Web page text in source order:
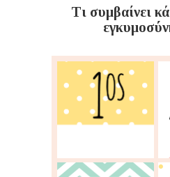
Τι συμβαίνει